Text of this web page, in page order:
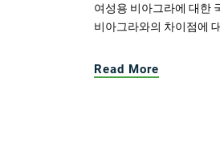
여성용 비아그라에 대한
비아그라와의 차이점에
Read More